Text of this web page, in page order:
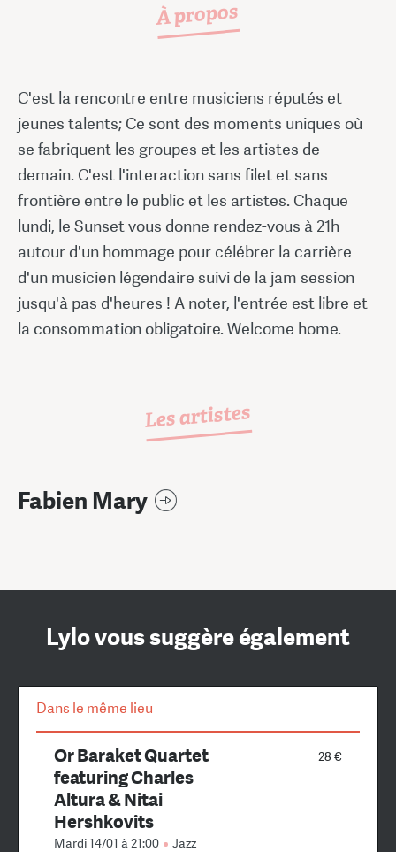
À propos
C'est la rencontre entre musiciens réputés et
jeunes talents; Ce sont des moments uniques où
se fabriquent les groupes et les artistes de
demain. C'est l'interaction sans filet et sans
frontière entre le public et les artistes. Chaque
lundi, le Sunset vous donne rendez-vous à 21h
autour d'un hommage pour célébrer la carrière
d'un musicien légendaire suivi de la jam session
jusqu'à pas d'heures ! A noter, l'entrée est libre et
la consommation obligatoire. Welcome home.
Les artistes
Fabien Mary
Lylo vous suggère également
Dans le même lieu
28 €
Or Baraket Quartet
featuring Charles
Altura & Nitai
Hershkovits
Mardi 14/01 à 21:00 Jazz